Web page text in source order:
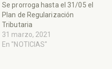
Se prorroga hasta el 31/05 el
Plan de Regularización
Tributaria
31 marzo, 2021
En "NOTICIAS"